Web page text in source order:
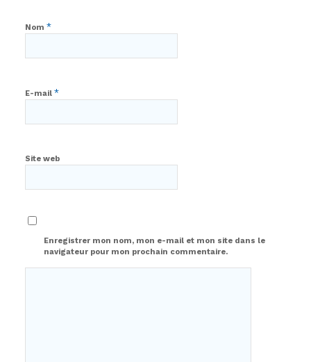
Nom *
E-mail *
Site web
Enregistrer mon nom, mon e-mail et mon site dans le
navigateur pour mon prochain commentaire.